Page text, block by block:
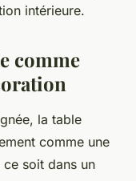
intérieure.
comme
la table
comme une
soit dans un